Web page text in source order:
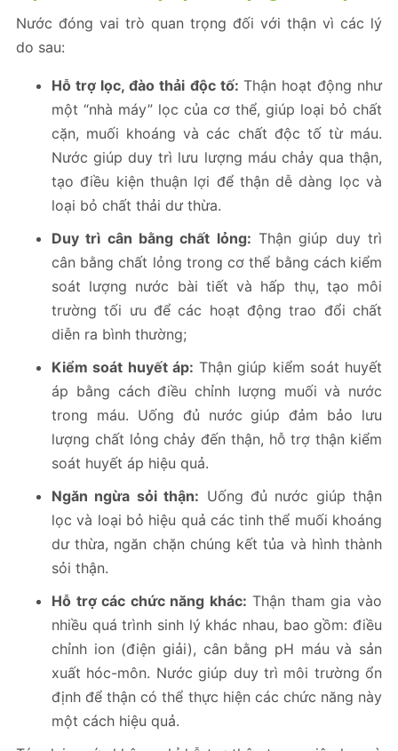
Nước đóng vai trò quan trọng đối với thận vì các lý
do sau:
Hỗ trợ lọc, đào thải độc tố: Thận hoạt động như
một “nhà máy” lọc của cơ thể, giúp loại bỏ chất
cặn, muối khoáng và các chất độc tố từ máu.
Nước giúp duy trì lưu lượng máu chảy qua thận,
tạo điều kiện thuận lợi để thận dễ dàng lọc và
loại bỏ chất thải dư thừa.
Duy trì cân bằng chất lỏng: Thận giúp duy trì
cân bằng chất lỏng trong cơ thể bằng cách kiểm
soát lượng nước bài tiết và hấp thụ, tạo môi
trường tối ưu để các hoạt động trao đổi chất
diễn ra bình thường;
Kiểm soát huyết áp: Thận giúp kiểm soát huyết
áp bằng cách điều chỉnh lượng muối và nước
trong máu. Uống đủ nước giúp đảm bảo lưu
lượng chất lỏng chảy đến thận, hỗ trợ thận kiểm
soát huyết áp hiệu quả.
Ngăn ngừa sỏi thận: Uống đủ nước giúp thận
lọc và loại bỏ hiệu quả các tinh thể muối khoáng
dư thừa, ngăn chặn chúng kết tủa và hình thành
sỏi thận.
Hỗ trợ các chức năng khác: Thận tham gia vào
nhiều quá trình sinh lý khác nhau, bao gồm: điều
chỉnh ion (điện giải), cân bằng pH máu và sản
xuất hóc-môn. Nước giúp duy trì môi trường ổn
định để thận có thể thực hiện các chức năng này
một cách hiệu quả.